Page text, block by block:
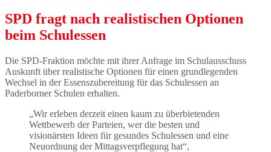
SPD fragt nach realistischen Optionen
beim Schulessen
Die SPD-Fraktion möchte mit ihrer Anfrage im Schulausschuss
Auskunft über realistische Optionen für einen grundlegenden
Wechsel in der Essenszubereitung für das Schulessen an
Paderborner Schulen erhalten.
„Wir erleben derzeit einen kaum zu überbietenden
Wettbewerb der Parteien, wer die besten und
visionärsten Ideen für gesundes Schulessen und eine
Neuordnung der Mittagsverpflegung hat“,